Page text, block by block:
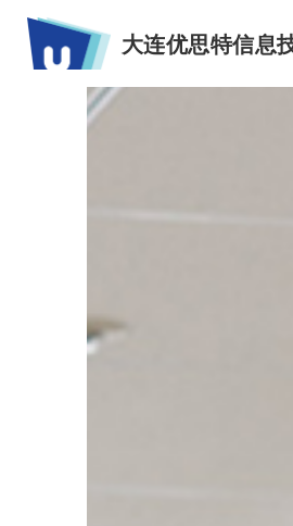
大连优思特信息